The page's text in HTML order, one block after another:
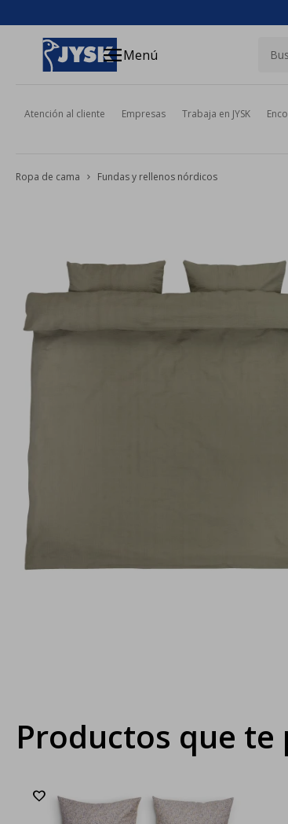
menuMenú
Atención al cliente Empresas Trabaja en JYSK
Ropa de cama Fundas y rellenos nórdicos
Productos que
close